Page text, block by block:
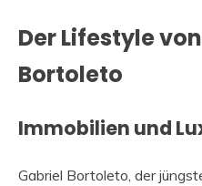
Der Lifestyle
Bortoleto
Immobilien und
Gabriel Bortoleto, der